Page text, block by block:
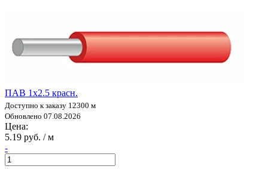
ПАВ 1х2.5 красн.
Доступно к заказу 12300 м
Обновлено 07.08.2026
Цена:
5.19 руб. / м
-